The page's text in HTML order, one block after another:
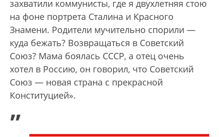
захватили коммунисты, где я двухлетняя стою
на фоне портрета Сталина и Красного
Знамени. Родители мучительно спорили —
куда бежать? Возвращаться в Советский
Союз? Мама боялась СССР, а отец очень
хотел в Россию, он говорил, что Советский
Союз — новая страна с прекрасной
Конституцией».
„